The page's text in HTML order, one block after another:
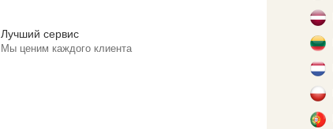
Лучший сервис
Мы ценим каждого клиента